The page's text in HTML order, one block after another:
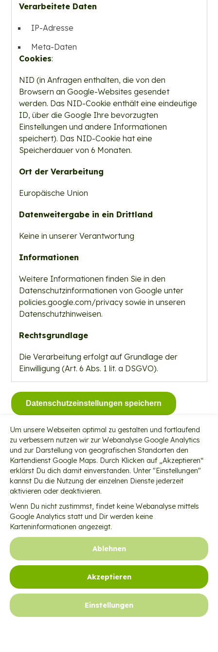
Verarbeitete Daten
IP-Adresse
Meta-Daten
Cookies:
NID (in Anfragen enthalten, die von den
Browsern an Google-Websites gesendet
werden. Das NID-Cookie enthält eine eindeutige
ID, über die Google Ihre bevorzugten
Einstellungen und andere Informationen
speichert). Das NID-Cookie hat eine
Speicherdauer von 6 Monaten.
Ort der Verarbeitung
Europäische Union
Datenweitergabe in ein Drittland
Keine in unserer Verantwortung
Informationen
Weitere Informationen finden Sie in den
Datenschutzinformationen von Google unter
policies.google.com/privacysowie in unseren
Datenschutzhinweisen.
Rechtsgrundlage
Die Verarbeitung erfolgt auf Grundlage der
Einwilligung (Art. 6 Abs. 1 lit. a DSGVO).
Datenschutzeinstellungen speichern
Tätigkeitsberichte
Um unsere Webseiten optimal zu gestalten und fortlaufend
zu verbessern nutzen wir zur Webanalyse Google Analytics
und zur Darstellung von geografischen Standorten den
Kartendienst Google Maps. Durch Klicken auf „Akzeptieren“
erklärst Du dich damit einverstanden. Unter "Einstellungen"
kannst Du die Nutzung der einzelnen Dienste jederzeit
aktivieren oder deaktivieren.
Wenn Du nicht zustimmst, findet keine Webanalyse mittels
Google Analytics statt und Dir werden keine
Karteninformationen angezeigt.
Ablehnen
Akzeptieren
Einstellungen